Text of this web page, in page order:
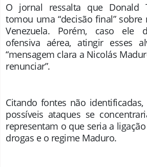
O jornal ressalta que Donald
tomou uma “decisão final” sobre
Venezuela. Porém, caso ele
ofensiva aérea, atingir esses
“mensagem clara a Nicolás
renunciar”.
Citando fontes não
possíveis ataques se
representam o que seria a
drogas e o regime Maduro.